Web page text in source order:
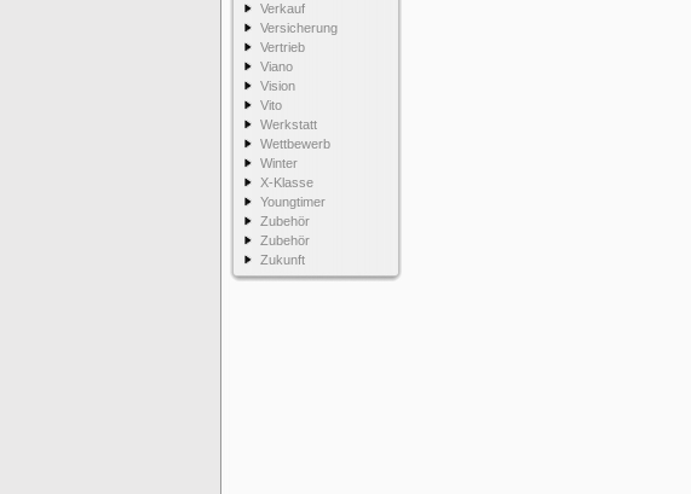
Verkauf
Versicherung
Vertrieb
Viano
Vision
Vito
Werkstatt
Wettbewerb
Winter
X-Klasse
Youngtimer
Zubehör
Zubehör
Zukunft